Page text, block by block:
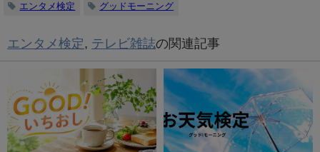
エンタメ検定 グッドモーニング
エンタメ検定, テレビ雑誌の関連記事